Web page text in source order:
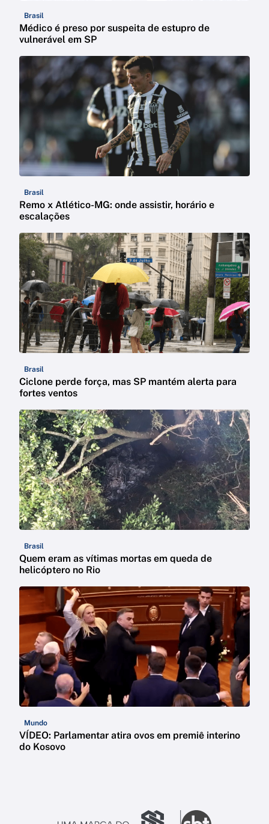
Brasil
Médico é preso por suspeita de estupro de
vulnerável em SP
Brasil
Remo x Atlético-MG: onde assistir, horário e
escalações
Brasil
Ciclone perde força, mas SP mantém alerta para
fortes ventos
Brasil
Quem eram as vítimas mortas em queda de
helicóptero no Rio
Mundo
VÍDEO: Parlamentar atira ovos em premiê interino
do Kosovo